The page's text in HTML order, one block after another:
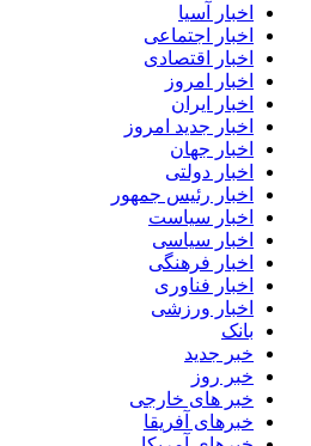
اخبار آسیا
اخبار اجتماعی
اخبار اقتصادی
اخبار امروز
اخبار ایران
اخبار جدید امروز
اخبار جهان
اخبار دولتی
اخبار رئیس جمهور
اخبار سیاست
اخبار سیاسی
اخبار فرهنگی
اخبار فناوری
اخبار ورزشی
بانک
خبر جدید
خبر روز
خبر های خارجی
خبرهای آفریقا